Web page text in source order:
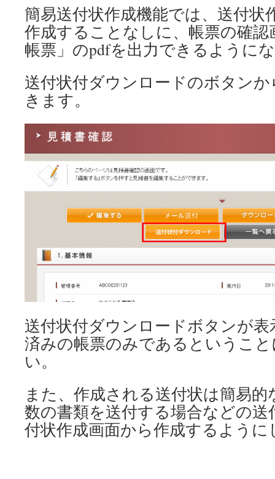
簡易送付状作成機能では、送付状
作成することなしに、帳票の確認
帳票」のpdfを出力できるように
送付状付ダウンロードのボタン
きます。
送付状付ダウンロードボタンが
済みの帳票のみであるというこ
い。
また、作成される送付状は簡易
数の書類を送付する場合などの
付状作成画面から作成するよう